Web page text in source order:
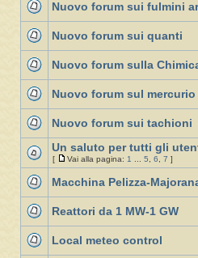
Nuovo forum sui fulmini
Nuovo forum sui quanti
Nuovo forum sulla
Nuovo forum sul mercurio
Nuovo forum sui tachioni
Un saluto per tutti gli
[ Vai alla pagina: 1 ... 5, 6, 7 ]
Macchina Pelizza-
Reattori da 1 MW-1 GW
Local meteo control